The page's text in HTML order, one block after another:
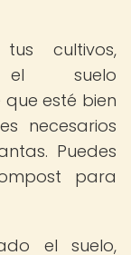
cultivos,
el suelo
esté bien
necesarios
Puedes
para
el suelo,